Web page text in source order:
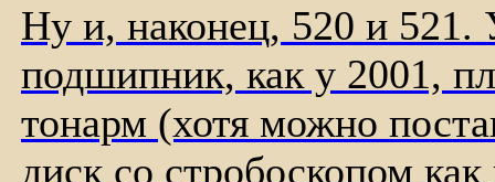
Ну и, наконец, 520 и
подшипник, как у 2001,
тонарм (хотя можно
диск со стробоскопом